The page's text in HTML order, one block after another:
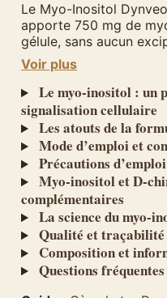
Le Myo-Inositol
apporte 750 mg de
gélule, sans aucun
enveloppe en pullulan
à Paris chez Herba
une posologie
Voir plus
Le myo-inositol : un
signalisation cellulaire
Les atouts de la
Mode d’emploi et
Précautions d’emploi
Myo-inositol et D-
complémentaires
La science du myo-
Qualité et traçabilité
Composition et
Questions fréquentes